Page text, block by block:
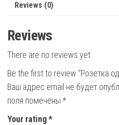
Reviews (0)
Reviews
There are no reviews yet.
Be the first to review “Розетка
Ваш адрес email не будет
поля помечены *
Your rating*